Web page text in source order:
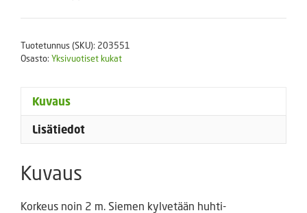
Tuotetunnus (SKU): 203551
Osasto: Yksivuotiset kukat
Kuvaus
Lisätiedot
Kuvaus
Korkeus noin 2 m. Siemen kylvetään huhti-